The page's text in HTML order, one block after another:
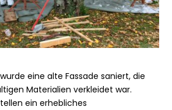
eine alte Fassade saniert, die
Materialien verkleidet war.
ein erhebliches